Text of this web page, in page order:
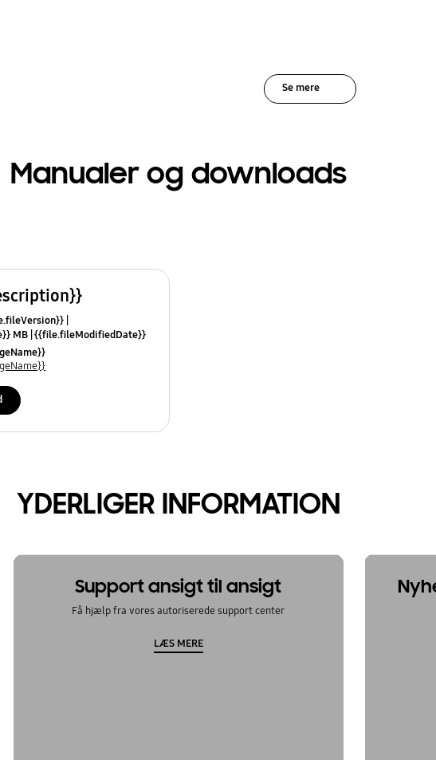
Se mere
Manualer og downloads
MB {{file.fileModifiedDate}}
YDERLIGER INFORMATION
Support ansigt til ansigt
Få hjælp fra vores autoriserede support center
LÆS MERE